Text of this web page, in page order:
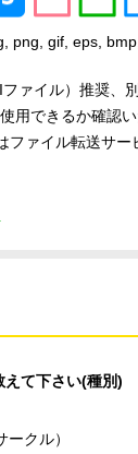
png, gif, eps,
ァイル）推奨、
用できるか確認い
ファイル転送サー
えて下さい(種別)
クル）